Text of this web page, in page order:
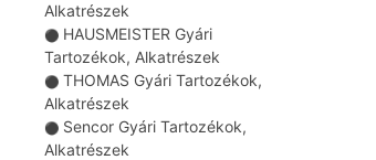
Alkatrészek
⚫ HAUSMEISTER Gyári
Tartozékok, Alkatrészek
⚫ THOMAS Gyári Tartozékok,
Alkatrészek
⚫ Sencor Gyári Tartozékok,
Alkatrészek